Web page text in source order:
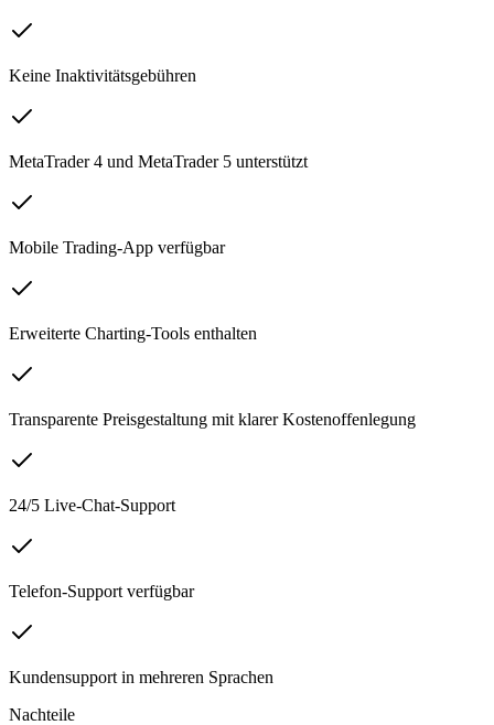
Keine Inaktivitätsgebühren
MetaTrader 4 und MetaTrader 5 unterstützt
Mobile Trading-App verfügbar
Erweiterte Charting-Tools enthalten
Transparente Preisgestaltung mit klarer Kostenoffenlegung
24/5 Live-Chat-Support
Telefon-Support verfügbar
Kundensupport in mehreren Sprachen
Nachteile